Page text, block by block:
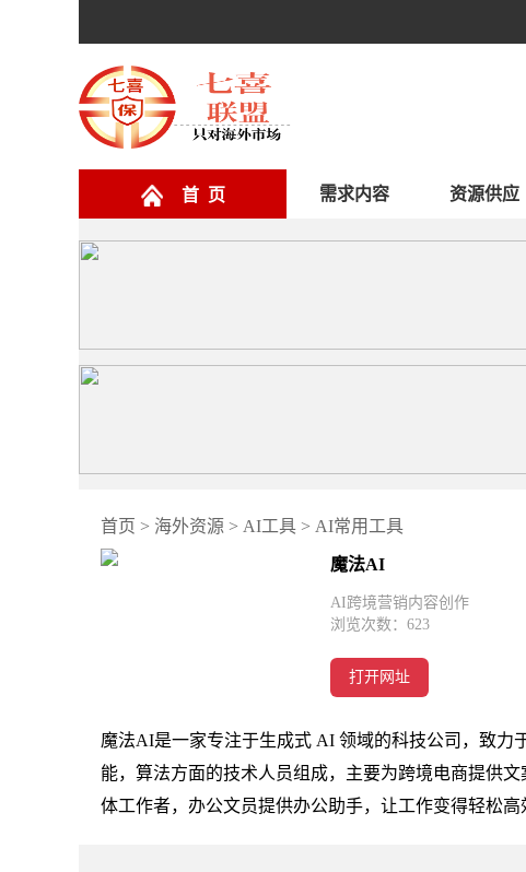
首 页 需求内容 资源供应
首页 > 海外资源 > AI工具 > AI常用工具
魔法AI
AI跨境营销内容创作
浏览次数： 623
打开网址
魔法AI是一家专注于生成式 AI 领域的科技公司，致力
能，算法方面的技术人员组成，主要为跨境电商提供
体工作者，办公文员提供办公助手，让工作变得轻松高